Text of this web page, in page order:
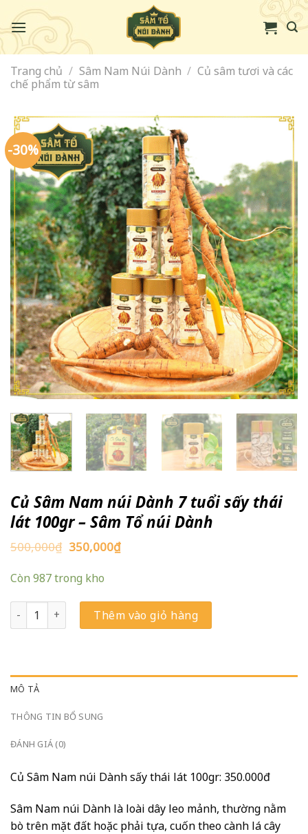
to
content
Trang chủ / Sâm Nam Núi Dành / Củ sâm tươi và các
chế phẩm từ sâm
-30%
Củ Sâm Nam núi Dành 7 tuổi sấy thái
lát 100gr – Sâm Tổ núi Dành
500,000₫ Giá
gốc
là:
500,000₫.
350,000₫Giá
hiện
350,000₫.
Còn 987 trong kho
Củ Sâm Nam núi Dành 7 tuổi sấy thái lát 100gr - Sâm Tổ núi
Thêm vào giỏ hàng
MÔ TẢ
THÔNG TIN BỔ SUNG
ĐÁNH GIÁ (0)
Củ Sâm Nam núi Dành sấy thái lát 100gr: 350.000đ
Sâm Nam núi Dành là loài dây leo mảnh, thường nằm
bò trên mặt đất hoặc phải tựa, cuốn theo cành lá cây